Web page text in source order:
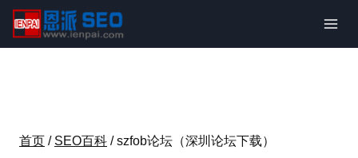
内
首页 / SEO百科 / szfob论坛（深圳论坛下载）